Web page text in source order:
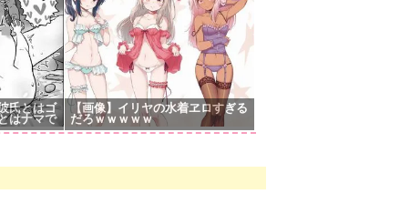
氏とはゴ
はナマで
【画像】イリヤの水着ヱロすぎる
だろｗｗｗｗｗ